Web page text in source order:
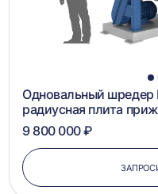
1
Одновальный шредер
радиусная плита
9 800 000 ₽